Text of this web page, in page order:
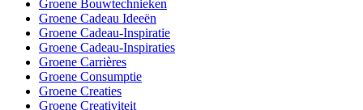
Groene Bouwtechnieken
Groene Cadeau Ideeën
Groene Cadeau-Inspiratie
Groene Cadeau-Inspiraties
Groene Carrières
Groene Consumptie
Groene Creaties
Groene Creativiteit